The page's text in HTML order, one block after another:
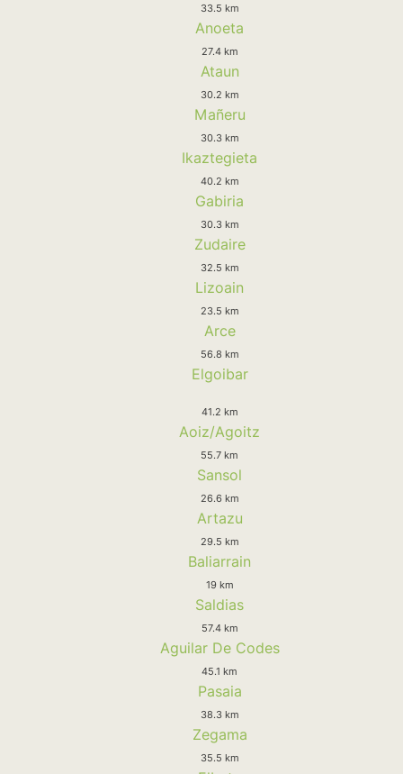
33.5 km
Anoeta
27.4 km
Ataun
30.2 km
Mañeru
30.3 km
Ikaztegieta
40.2 km
Gabiria
30.3 km
Zudaire
32.5 km
Lizoain
23.5 km
Arce
56.8 km
Elgoibar
41.2 km
Aoiz/Agoitz
55.7 km
Sansol
26.6 km
Artazu
29.5 km
Baliarrain
19 km
Saldias
57.4 km
Aguilar De Codes
45.1 km
Pasaia
38.3 km
Zegama
35.5 km